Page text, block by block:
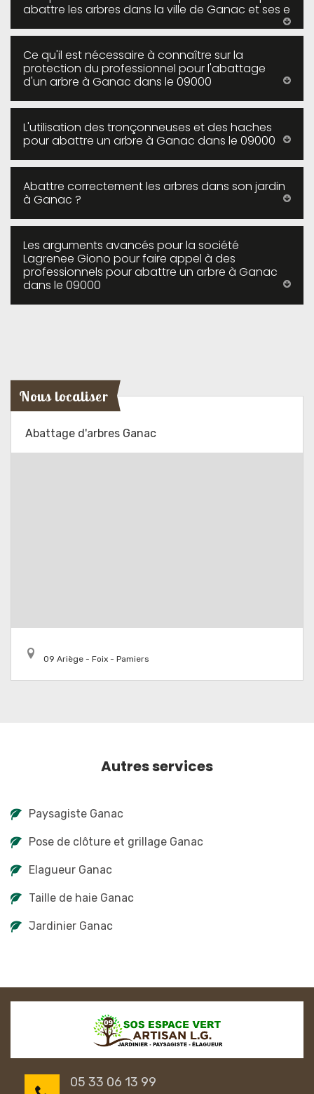
abattre les arbres dans la ville de Ganac et ses e
Ce qu'il est nécessaire à connaître sur la
protection du professionnel pour l'abattage
d'un arbre à Ganac dans le 09000
L'utilisation des tronçonneuses et des haches
pour abattre un arbre à Ganac dans le 09000
Abattre correctement les arbres dans son jardin
à Ganac ?
Les arguments avancés pour la société
Lagrenee Giono pour faire appel à des
professionnels pour abattre un arbre à Ganac
dans le 09000
Nous localiser
Abattage d'arbres Ganac
09 Ariège - Foix - Pamiers
Autres services
Paysagiste Ganac
Pose de clôture et grillage Ganac
Elagueur Ganac
Taille de haie Ganac
Jardinier Ganac
05 33 06 13 99